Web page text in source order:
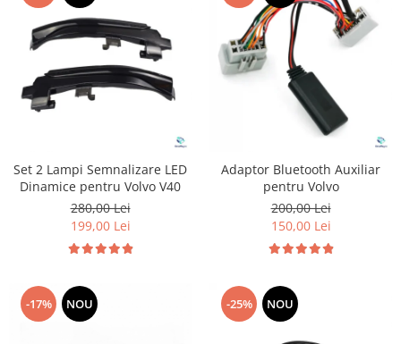
Set 2 Lampi Semnalizare LED
Dinamice pentru Volvo V40
280,00 Lei
199,00 Lei
Adaptor Bluetooth Auxiliar
pentru Volvo
200,00 Lei
150,00 Lei
-17% NOU -25% NOU